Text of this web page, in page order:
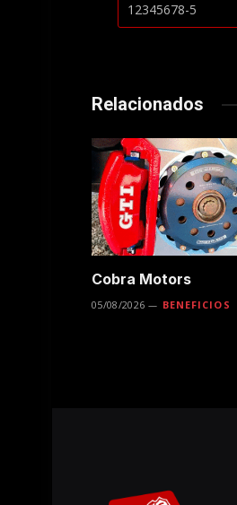
Relacionados
Cobra Motors
05/08/2026 BENEFICIOS